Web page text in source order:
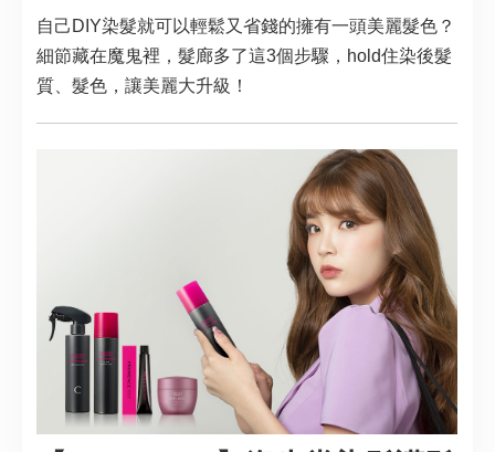
自己DIY染髮就可以輕鬆又省錢的擁有一頭美麗髮色？
細節藏在魔鬼裡，髮廊多了這3個步驟，hold住染後髮
質、髮色，讓美麗大升級！